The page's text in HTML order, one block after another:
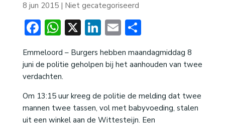
8 jun 2015| Niet gecategoriseerd
Facebook
WhatsApp
X LinkedIn
EmailDelen
Emmeloord – Burgers hebben maandagmiddag 8
juni de politie geholpen bij het aanhouden van twee
verdachten.
Om 13:15 uur kreeg de politie de melding dat twee
mannen twee tassen, vol met babyvoeding, stalen
uit een winkel aan de Wittesteijn. Een